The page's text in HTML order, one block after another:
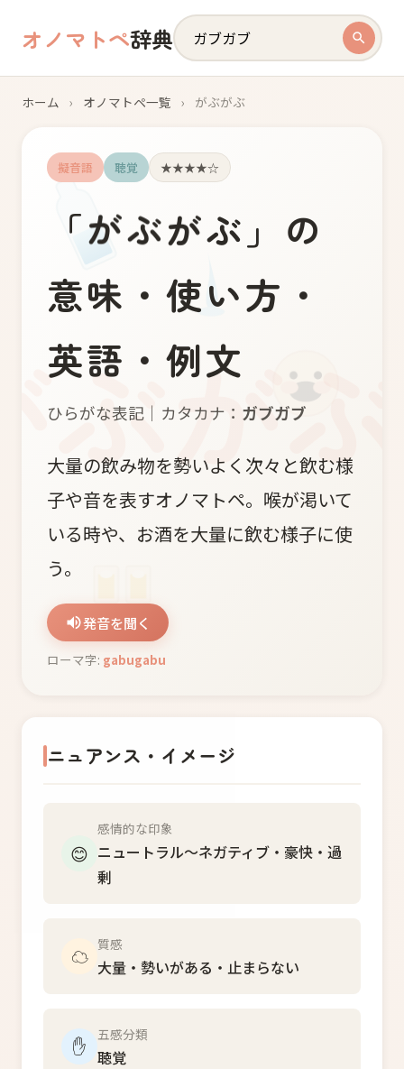
オノマトペ辞典
ホーム › オノマトペ一覧 › がぶがぶ
擬音語 聴覚 ★★★★☆
「がぶがぶ 」の
意味・使い方・
英語・例文
ひらがな表記｜カタカナ： ガブガブ
大量の飲み物を勢いよく次々と飲む様
子や音を表すオノマトペ。喉が渇いて
いる時や、お酒を大量に飲む様子に使
う。
発音を聞く
ローマ字: gabugabu
ニュアンス・イメージ
😊
感情的な印象
ニュートラル〜ネガティブ・豪快・過
剰
☁️ 質感
大量・勢いがある・止まらない
✋ 五感分類
聴覚